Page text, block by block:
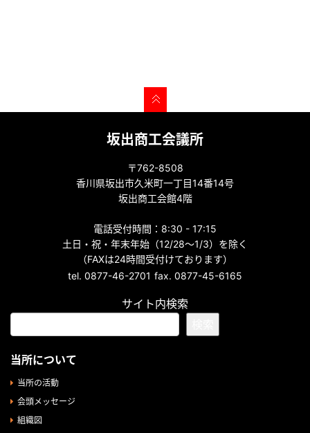
坂出商工会議所
〒762-8508
香川県坂出市久米町一丁目14番14号
坂出商工会館4階
電話受付時間：8:30 - 17:15
土日・祝・年末年始（12/28～1/3）を除く
（FAXは24時間受付けております）
tel. 0877-46-2701 fax. 0877-45-6165
サイト内検索
当所について
当所の活動
会頭メッセージ
組織図